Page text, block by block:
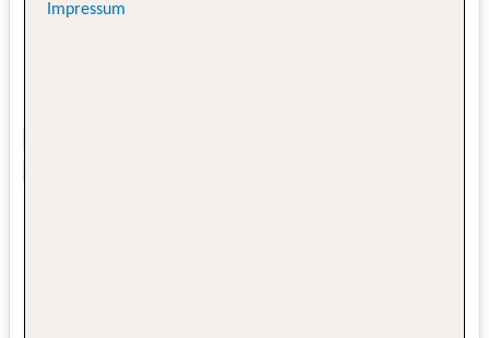
Impressum